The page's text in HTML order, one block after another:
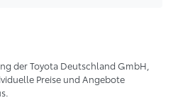
der Toyota Deutschland GmbH,
Preise und Angebote